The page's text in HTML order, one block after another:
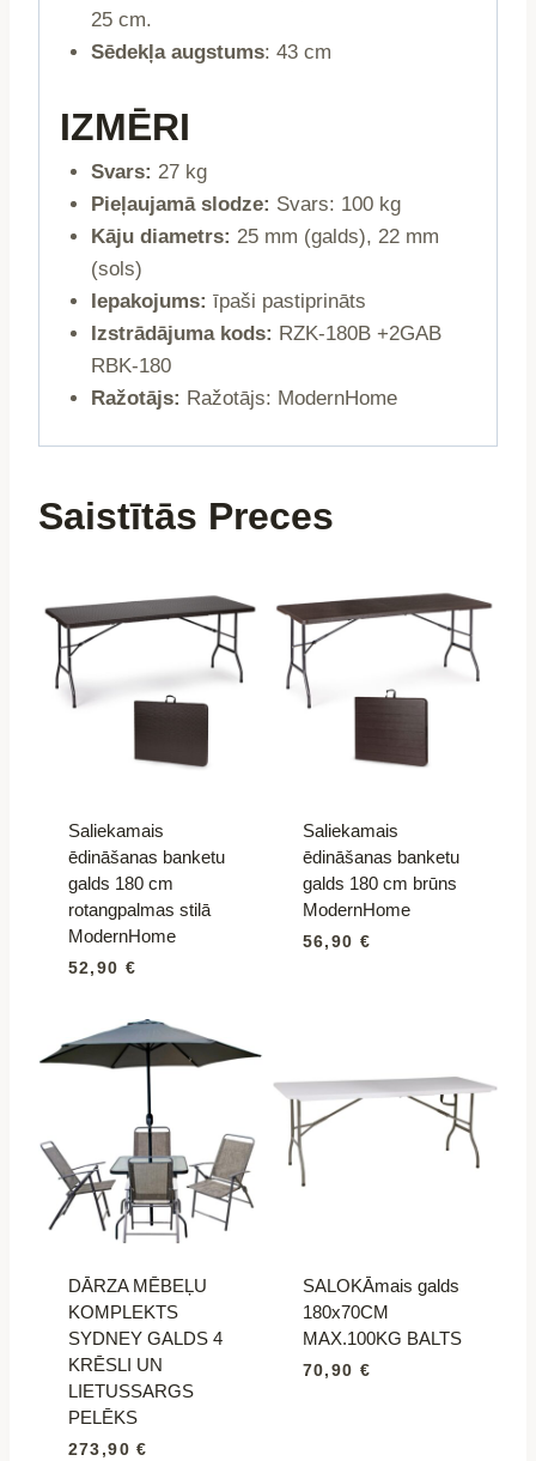
25 cm.
Sēdekļa augstums: 43 cm
IZMĒRI
Svars: 27 kg
Pieļaujamā slodze: Svars: 100 kg
Kāju diametrs: 25 mm (galds), 22 mm
(sols)
Iepakojums: īpaši pastiprināts
Izstrādājuma kods: RZK-180B +2GAB
RBK-180
Ražotājs: Ražotājs: ModernHome
Saistītās Preces
Saliekamais
ēdināšanas banketu
galds 180 cm
rotangpalmas stilā
ModernHome
52,90 €
Saliekamais
ēdināšanas banketu
galds 180 cm brūns
ModernHome
56,90 €
DĀRZA MĒBEĻU
KOMPLEKTS
SYDNEY GALDS 4
KRĒSLI UN
LIETUSSARGS
PELĒKS
273,90€
SALOKĀmais galds
180x70CM
MAX.100KG BALTS
70,90 €